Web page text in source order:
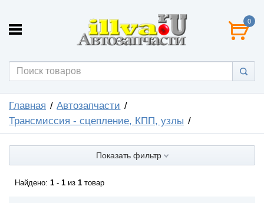
0
Главная
Автозапчасти
Трансмиссия - сцепление, КПП, узлы
Показать фильтр
Найдено: 1 - 1 из 1 товар